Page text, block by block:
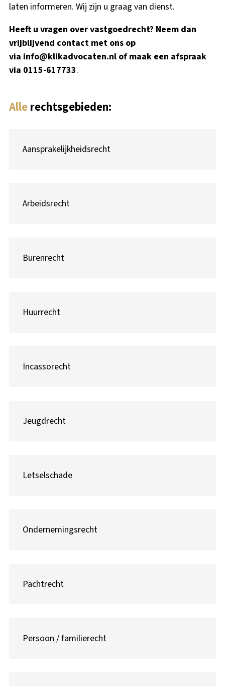
laten informeren. Wij zijn u graag van dienst.
Heeft u vragen over vastgoedrecht? Neem dan
vrijblijvend contact met ons op
via info@klikadvocaten.nl of maak een afspraak
via 0115-617733.
Allerechtsgebieden:
Aansprakelijkheidsrecht
Arbeidsrecht
Burenrecht
Huurrecht
Incassorecht
Jeugdrecht
Letselschade
Ondernemingsrecht
Pachtrecht
Persoon / familierecht